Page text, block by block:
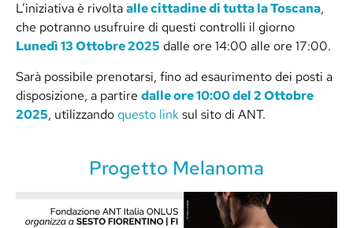
L’iniziativa è rivoltaalle cittadine di tutta la Toscana,
che potranno usufruire di questi controlli il giorno
Lunedì 13 Ottobre 2025 dalle ore 14:00 alle ore 17:00.
Sarà possibile prenotarsi, fino ad esaurimento dei posti a
disposizione, a partire dalle ore 10:00 del 2 Ottobre
2025, utilizzandoquesto linksul sito di ANT.
Progetto Melanoma